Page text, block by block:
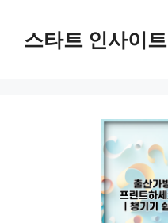
스타트 인사이트